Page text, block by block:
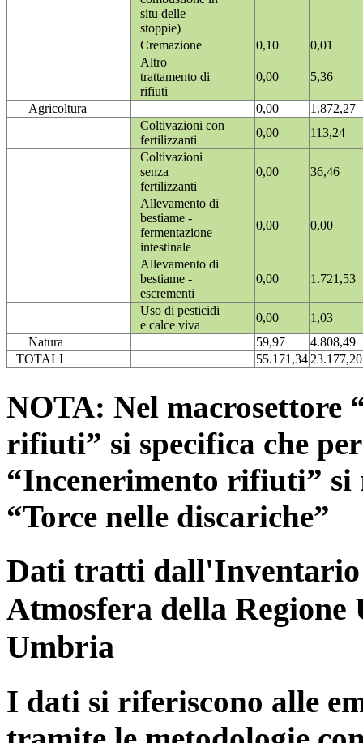
situ delle
stoppie)
Cremazione
0,10
0,01
Altro
trattamento di
rifiuti
0,00 5,36
Agricoltura 0,00
1.872,27
Coltivazioni con
fertilizzanti
0,00
113,24
Coltivazioni
senza
fertilizzanti
0,00 36,46
Allevamento di
bestiame -
fermentazione
intestinale
0,00 0,00
Allevamento di
bestiame -
escrementi
0,00 1.721,53
Uso di pesticidi
e calce viva
0,00
1,03
Natura
59,97
4.808,49
TOTALI
55.171,3423.177,20
NOTA: Nel macrosettore
rifiuti” si specifica che
“Incenerimento rifiuti”
“Torce nelle discariche”
Dati tratti dall'Inventario
Atmosfera della
Umbria
I dati si riferiscono alle